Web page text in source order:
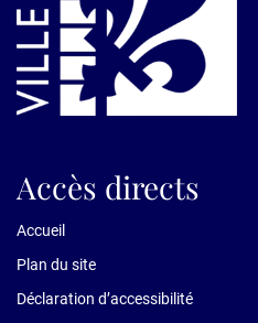
Accès directs
Accueil
Plan du site
Déclaration d’accessibilité